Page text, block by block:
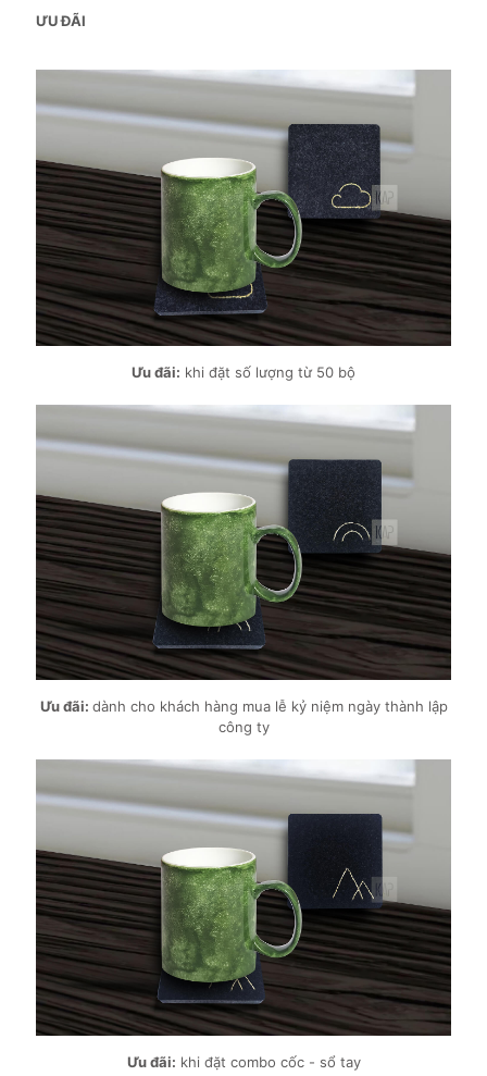
ƯU ĐÃI
Ưu đãi: khi đặt số lượng từ 50 bộ
Ưu đãi: dành cho khách hàng mua lễ kỷ niệm ngày thành lập
công ty
Ưu đãi: khi đặt combo cốc - sổ tay